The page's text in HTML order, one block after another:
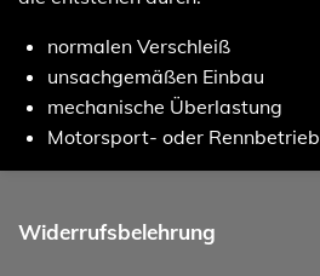
normalen Verschleiß
unsachgemäßen Einbau
mechanische Überlastung
Motorsport- oder Rennbetrieb
Widerrufsbelehrung